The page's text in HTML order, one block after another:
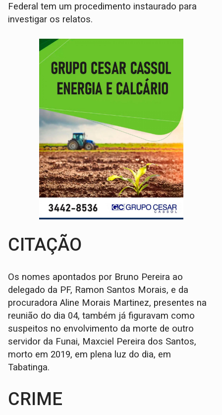
Federal tem um procedimento instaurado para
investigar os relatos.
CITAÇÃO
Os nomes apontados por Bruno Pereira ao
delegado da PF, Ramon Santos Morais, e da
procuradora Aline Morais Martinez, presentes na
reunião do dia 04, também já figuravam como
suspeitos no envolvimento da morte de outro
servidor da Funai, Maxciel Pereira dos Santos,
morto em 2019, em plena luz do dia, em
Tabatinga.
CRIME